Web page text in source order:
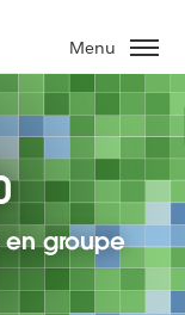
Menu
en groupe